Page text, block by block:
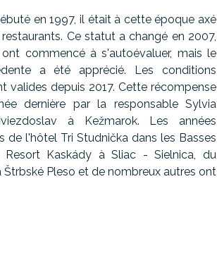
en 1997, il était à cette époque axé
Ce statut a changé en 2007,
commencé à s'autoévaluer, mais le
a été apprécié. Les conditions
valides depuis 2017. Cette récompense
dernière par la responsable Sylvia
à Kežmarok. Les années
de l'hôtel Tri Studnička dans les Basses
Kaskády à Sliac - Sielnica, du
Pleso et de nombreux autres ont